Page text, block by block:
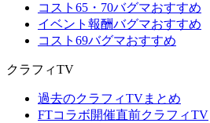
コスト65・70バグマおすすめ
イベント報酬バグマおすすめ
コスト69バグマおすすめ
クラフィTV
過去のクラフィTVまとめ
FTコラボ開催直前クラフィTV